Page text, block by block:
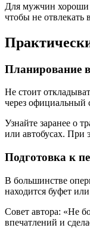
Для мужчин хороши
чтобы не отвлекать
Планирование
Не стоит
через официальный
Узнайте заранее о
или автобусах. При
Подготовка к
В большинстве
находится буфет
Совет автора: «Не
впечатлений и